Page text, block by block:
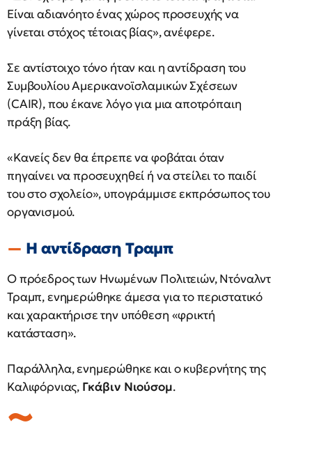
Είναι αδιανόητο ένας χώρος προσευχής να
γίνεται στόχος τέτοιας βίας», ανέφερε.
Σε αντίστοιχο τόνο ήταν και η αντίδραση του
Συμβουλίου Αμερικανοϊσλαμικών Σχέσεων
(CAIR), που έκανε λόγο για μια αποτρόπαιη
πράξη βίας.
«Κανείς δεν θα έπρεπε να φοβάται όταν
πηγαίνει να προσευχηθεί ή να στείλει το παιδί
του στο σχολείο», υπογράμμισε εκπρόσωπος του
οργανισμού.
Η αντίδραση Τραμπ
Ο πρόεδρος των Ηνωμένων Πολιτειών, Ντόναλντ
Τραμπ, ενημερώθηκε άμεσα για το περιστατικό
και χαρακτήρισε την υπόθεση «φρικτή
κατάσταση».
Παράλληλα, ενημερώθηκε και ο κυβερνήτης της
Καλιφόρνιας, Γκάβιν Νιούσομ.